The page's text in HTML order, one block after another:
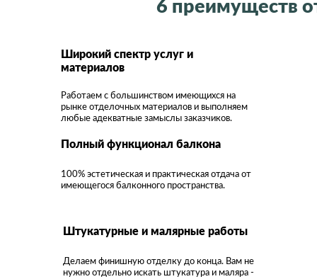
6 преимуществ
Широкий спектр услуг и
материалов
Работаем с большинством имеющихся на
рынке отделочных материалов и выполняем
любые адекватные замыслы заказчиков.
Полный функционал балкона
100% эстетическая и практическая отдача от
имеющегося балконного пространства.
Штукатурные и малярные работы
Делаем финишную отделку до конца. Вам не
нужно отдельно искать штукатура и маляра -